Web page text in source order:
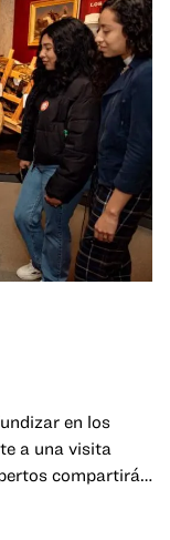
en los
a una visita
compartirán
OMCA.